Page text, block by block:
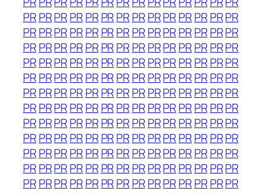
PRPRPRPRPR PRPRPRPRPRPRPR PRPR
PRPRPRPRPR PRPRPRPRPRPRPR PRPR
PRPRPRPRPR PRPRPRPRPRPRPR PRPR
PRPRPRPRPR PRPRPRPRPRPRPR PRPR
PRPRPRPRPR PRPRPRPRPRPRPR PRPR
PRPRPRPRPR PRPRPRPRPRPRPR PRPR
PRPRPRPRPR PRPRPRPRPRPRPR PRPR
PRPRPRPRPR PRPRPRPRPRPRPR PRPR
PRPRPRPRPR PRPRPRPRPRPRPR PRPR
PRPRPRPRPR PRPRPRPRPRPRPR PRPR
PRPRPRPRPR PRPRPRPRPRPRPR PRPR
PRPRPRPRPR PRPRPRPRPRPRPR PRPR